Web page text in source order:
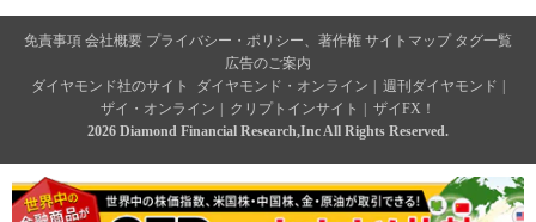
免責事項 会社概要 プライバシー・ポリシー、著作権 サイトマップ タグ一覧
広告のご案内
ダイヤモンド社のサイト
ダイヤモンド・オンライン 週刊ダイヤモンド
ザイ・オンライン
クリプトインサイト
ザイFX！
2026 Diamond Financial Research,Inc All Rights Reserved.